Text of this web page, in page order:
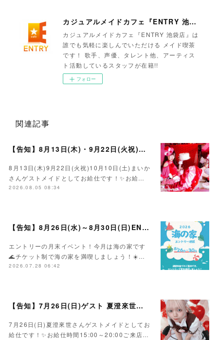
カジュアルメイドカフェ『ENTRY 池袋店』
カジュアルメイドカフェ『ENTRY 池袋店』は
誰でも気軽に楽しんでいただける メイド喫茶
です！ 歌手、声優、タレント他、アーティス
ト活動しているスタッフが在籍!!
フォロー
関連記事
【告知】8月13日(木)・9月22日(火祝)・10月10日(土)ゲスト まいかさん🍓
8月13日(木)9月22日(火祝)10月10日(土)まいか
さんゲストメイドとしてお給仕です！✨お給…
2026.08.05 08:34
【告知】8月26日(水)～8月30日(日)ENTRY海の家イベント☀️
エントリーの月末イベント！今月は海の家です
🌊チケット制で海の家を満喫しましょう！☀️…
2026.07.28 06:42
【告知】7月26日(日)ゲスト 夏澄來世さん🍰
7月26日(日)夏澄來世さんゲストメイドとしてお
給仕です！✨お給仕時間15:00～20:00ご来店…